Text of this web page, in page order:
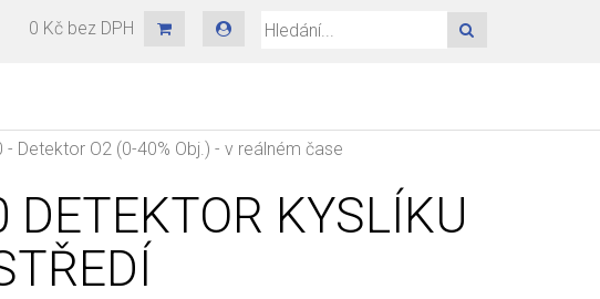
0 Kč bez DPH
- Detektor O2 (0-40% Obj.) - v reálném čase
KYSLÍKU